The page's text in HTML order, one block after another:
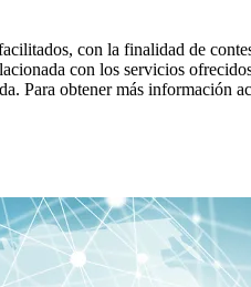
con la finalidad de
con los servicios
Para obtener más información